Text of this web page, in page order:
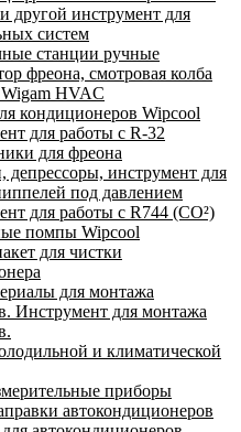
другой инструмент для
систем
станции ручные
фреона, смотровая колба
HVAC
кондиционеров Wipcool
для работы с R-32
для фреона
депрессоры, инструмент для
под давлением
для работы с R744 (CO²)
помпы Wipcool
для чистки
для монтажа
Инструмент для монтажа
и климатической
приборы
автокондиционеров